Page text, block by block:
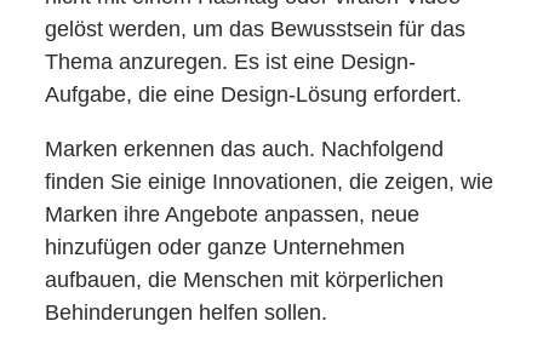
gelöst werden, um das Bewusstsein für das
Thema anzuregen. Es ist eine Design-
Aufgabe, die eine Design-Lösung erfordert.
Marken erkennen das auch. Nachfolgend
finden Sie einige Innovationen, die zeigen, wie
Marken ihre Angebote anpassen, neue
hinzufügen oder ganze Unternehmen
aufbauen, die Menschen mit körperlichen
Behinderungen helfen sollen.